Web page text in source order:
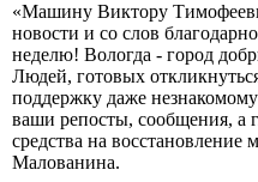
«Машину Виктору
новости и со слов
неделю! Вологда - город
Людей, готовых
поддержку даже
ваши репосты, сообщения, а
средства на
Малованина.